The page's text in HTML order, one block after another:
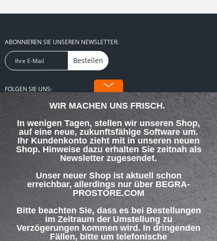
ABONNIEREN SIE UNSEREN NEWSLETTER:
Bestellen
FOLGEN SIE UNS:
WIR MACHEN UNS FRISCH.
In wenigen Tagen, stellen wir unseren Shop,
auf eine neue, zukunftsfähige Software um.
Ihr Kundenkonto zieht mit in unseren neuen
Shop. Hinweise dazu erhalten Sie zeitnah als
Newsletter zugesendet.
Unser neuer Shop ist aktuell schon
erreichbar, allerdings nur über BEGRA-
PROSTORE.COM
Bitte beachten Sie, dass es bei Bestellungen
im Zeitraum der Umstellung zu
Verzögerungen kommen wird. In dringenden
Fällen, bitte um telefonische
SERVICE HOTLINE
INFORMATIONEN
ZAHLUNG & VERSAND
Hilfe / Support Kontakt Versand und Zahlungsbedingungen